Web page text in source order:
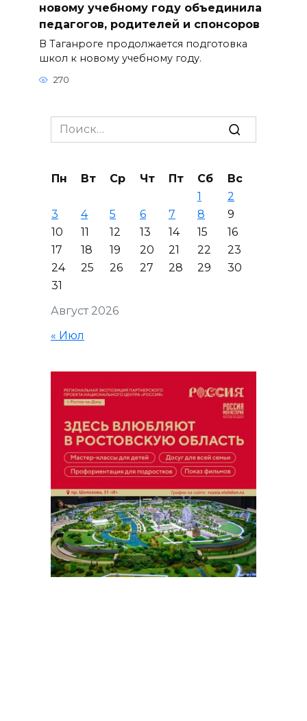
новому учебному году объединила
педагогов, родителей и спонсоров
В Таганроге продолжается подготовка
школ к новому учебному году.
270
Search
for:
Август 2026
Пн Вт Ср Чт Пт Сб
Вс
1
2
3
4 5 6 7 8
9
10
11 12 13 14 15
16
17
18 19 20 21 22
23
24
25 26 27 28 29
30
31
« Июл